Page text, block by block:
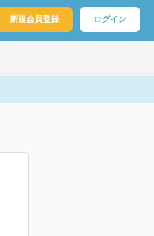
新規会員登録 ログイン